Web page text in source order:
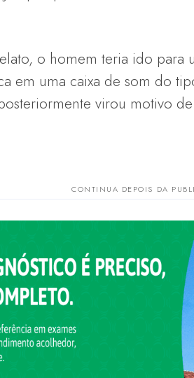
o homem teria ido para
em uma caixa de som do
virou motivo